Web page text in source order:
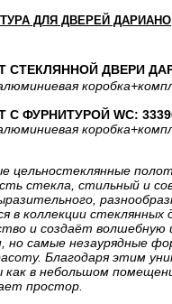
ДЛЯ ДВЕРЕЙ ДАРИАНО
СТЕКЛЯННОЙ ДВЕРИ
коробка
С ФУРНИТУРОЙ WC:
коробка
цельностеклянные
стекла, стильный и
в коллекции
и создаёт
но самые незаурядные
Благодаря этим
как в небольшом
простор.